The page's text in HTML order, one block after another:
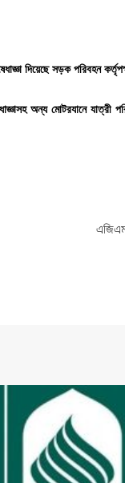
দিয়েছে সড়ক পরিবহন
অন্য মোটরযানে যাত্রী